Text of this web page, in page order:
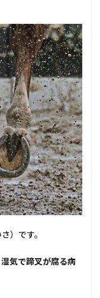
）です。
気で蹄叉が腐る病